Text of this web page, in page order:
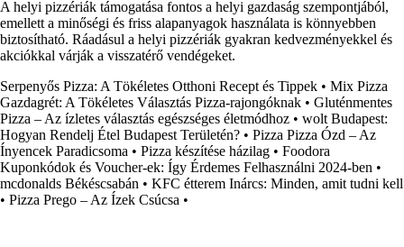
A helyi pizzériák támogatása fontos a helyi gazdaság szempontjából,
emellett a minőségi és friss alapanyagok használata is könnyebben
biztosítható. Ráadásul a helyi pizzériák gyakran kedvezményekkel és
akciókkal várják a visszatérő vendégeket.
Serpenyős Pizza: A Tökéletes Otthoni Recept és Tippek • Mix Pizza
Gazdagrét: A Tökéletes Választás Pizza-rajongóknak • Gluténmentes
Pizza – Az ízletes választás egészséges életmódhoz • wolt Budapest:
Hogyan Rendelj Étel Budapest Területén? • Pizza Pizza Ózd – Az
Ínyencek Paradicsoma • Pizza készítése házilag • Foodora
Kuponkódok és Voucher-ek: Így Érdemes Felhasználni 2024-ben •
mcdonalds Békéscsabán • KFC étterem Inárcs: Minden, amit tudni kell
• Pizza Prego – Az Ízek Csúcsa •